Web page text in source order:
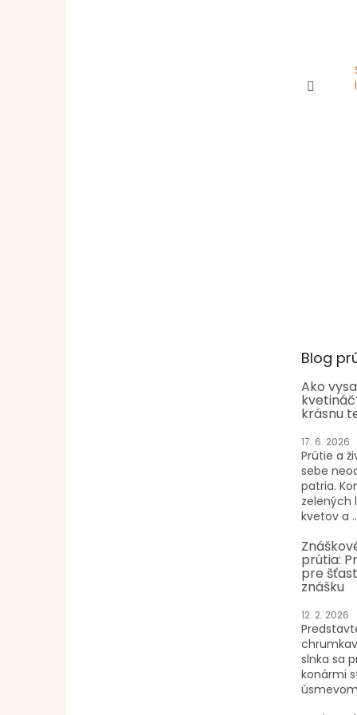
Blog
Ako
krásnu
17. 6. 2026
Prútie a
sebe
patria.
zelených
kvetov a
prútia:
pre
znášku
12. 2. 2026
slnka sa
konármi